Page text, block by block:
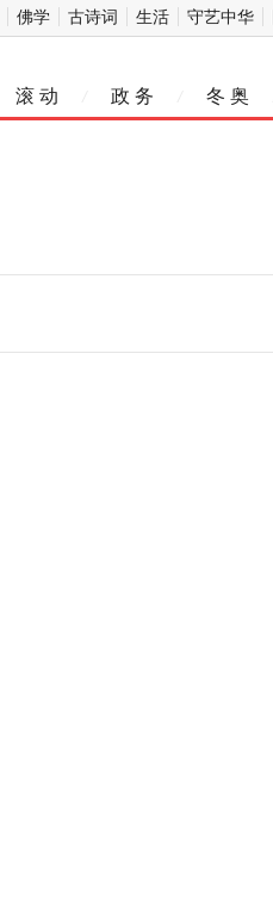
佛学 古诗词 生活 守艺中华
滚 动 政 务 冬 奥